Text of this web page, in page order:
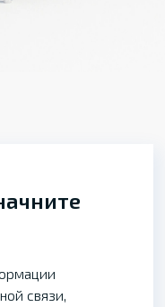
связи,